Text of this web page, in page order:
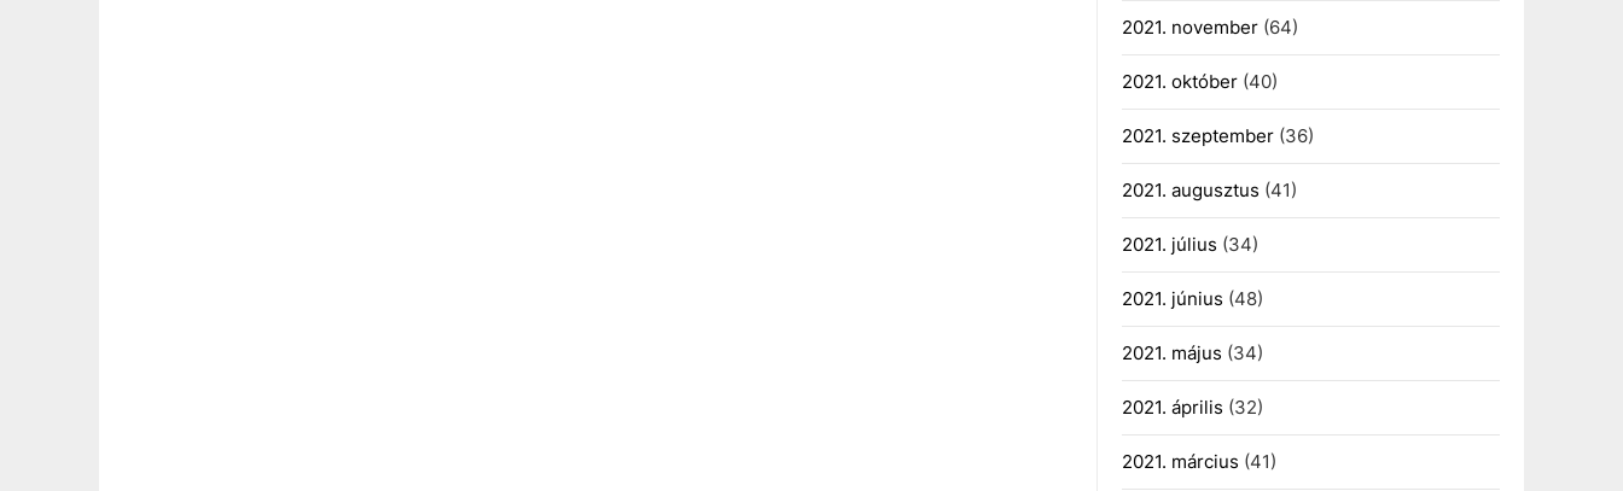
2021. november(64)
2021. október(40)
2021. szeptember(36)
2021. augusztus (41)
2021. július (34)
2021. június (48)
2021. május (34)
2021. április (32)
2021. március (41)